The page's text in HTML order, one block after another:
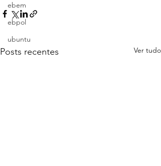
ebem
ebpol
ubuntu
Posts recentes Ver tudo